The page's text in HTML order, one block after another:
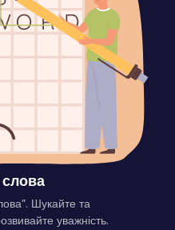
Шукайте та
уважність.